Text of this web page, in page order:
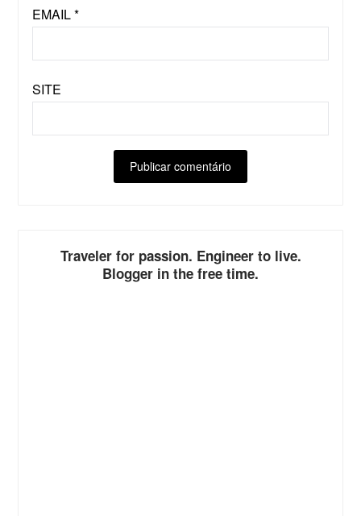
EMAIL*
SITE
Traveler for passion. Engineer to live.
Blogger in the free time.